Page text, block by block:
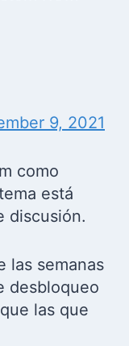
9, 2021
como
está
discusión.
las semanas
desbloqueo
las que